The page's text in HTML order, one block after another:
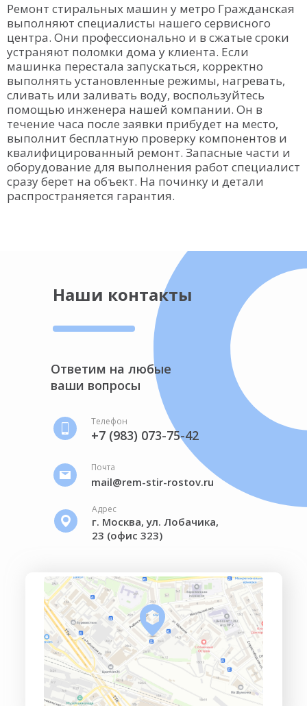
Ремонт стиральных машин у метро Гражданская
выполняют специалисты нашего сервисного
центра. Они профессионально и в сжатые сроки
устраняют поломки дома у клиента. Если
машинка перестала запускаться, корректно
выполнять установленные режимы, нагревать,
сливать или заливать воду, воспользуйтесь
помощью инженера нашей компании. Он в
течение часа после заявки прибудет на место,
выполнит бесплатную проверку компонентов и
квалифицированный ремонт. Запасные части и
оборудование для выполнения работ специалист
сразу берет на объект. На починку и детали
распространяется гарантия.
Наши контакты
Ответим на любые
ваши вопросы
Телефон
+7 (983) 073-75-42
Адрес
г. Москва, ул. Лобачика,
23 (офис 323)
mail@rem-stir-rostov.ru
Почта